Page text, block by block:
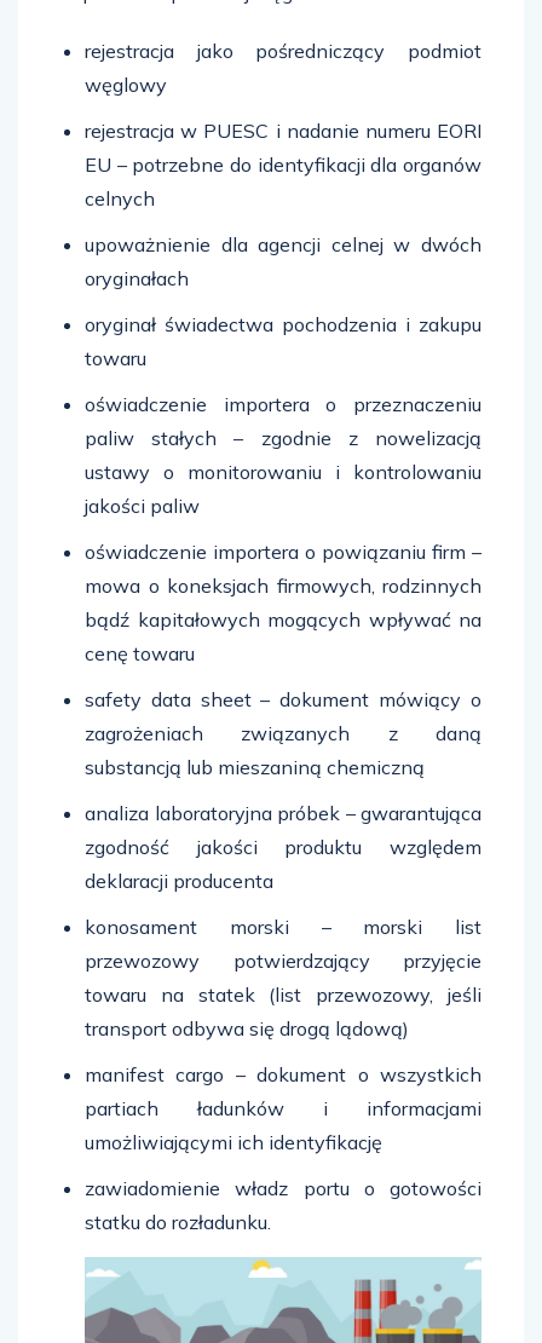
rejestracja jako pośredniczący podmiot
węglowy
rejestracja w PUESC i nadanie numeru EORI
EU – potrzebne do identyfikacji dla organów
celnych
upoważnienie dla agencji celnej w dwóch
oryginałach
oryginał świadectwa pochodzenia i zakupu
towaru
oświadczenie importera o przeznaczeniu
paliw stałych – zgodnie z nowelizacją
ustawy o monitorowaniu i kontrolowaniu
jakości paliw
oświadczenie importera o powiązaniu firm –
mowa o koneksjach firmowych, rodzinnych
bądź kapitałowych mogących wpływać na
cenę towaru
safety data sheet – dokument mówiący o
zagrożeniach związanych z daną
substancją lub mieszaniną chemiczną
analiza laboratoryjna próbek – gwarantująca
zgodność jakości produktu względem
deklaracji producenta
konosament morski – morski list
przewozowy potwierdzający przyjęcie
towaru na statek (list przewozowy, jeśli
transport odbywa się drogą lądową)
manifest cargo – dokument o wszystkich
partiach ładunków i informacjami
umożliwiającymi ich identyfikację
zawiadomienie władz portu o gotowości
statku do rozładunku.